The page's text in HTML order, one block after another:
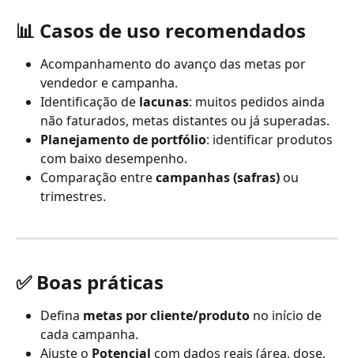
📊 Casos de uso recomendados
Acompanhamento do avanço das metas por
vendedor e campanha.
Identificação de lacunas: muitos pedidos ainda
não faturados, metas distantes ou já superadas.
Planejamento de portfólio: identificar produtos
com baixo desempenho.
Comparação entre campanhas (safras) ou
trimestres.
✅ Boas práticas
Defina metas por cliente/produto no início de
cada campanha.
Ajuste o Potencial com dados reais (área, dose,